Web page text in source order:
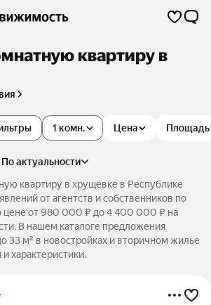
квартиру в
1 комн. Цена Площадь
по актуальности
квартиру в хрущёвке в Республике
от агентств и собственников по
цене от 980 000 ₽ до 4 400 000 ₽ на
В нашем каталоге предложения
33 м² в новостройках и вторичном жилье
характеристики.